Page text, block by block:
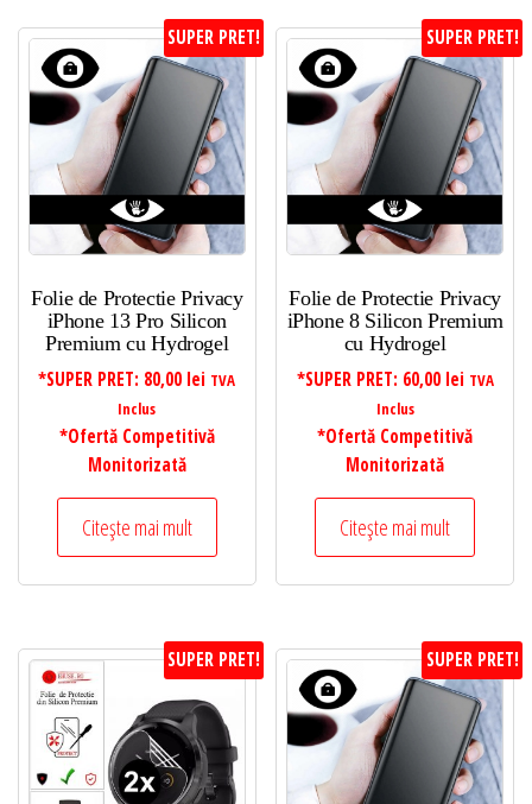
SUPER PRET!
Folie de Protectie Privacy
iPhone 13 Pro Silicon
Premium cu Hydrogel
*SUPER PRET: 80,00 lei TVA
Inclus
*Ofertă Competitivă
Monitorizată
Citește mai mult
SUPER PRET!
Folie de Protectie Privacy
iPhone 8 Silicon Premium
cu Hydrogel
*SUPER PRET: 60,00 lei TVA
Inclus
*Ofertă Competitivă
Monitorizată
Citește mai mult
SUPER PRET! SUPER PRET!